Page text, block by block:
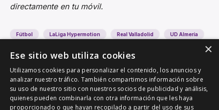
directamente en tu móvil.
Fútbol LaLiga Hypermotion Real Valladolid UD Almería
×
Ese sitio web utiliza cookies
Utilizamos cookies para personalizar el contenido, los anuncios y
analizar nuestro tráfico. También compartimos información sobre
su uso de nuestro sitio con nuestros socios de publicidad y análisis,
quienes pueden combinarla con otra información que les haya
proporcionado o que hayan recopilado a partir del uso de sus